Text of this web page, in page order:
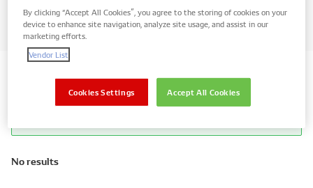
Seleccionar modelo
Search by vehicle piezas
No results
By clicking “Accept All Cookies”, you agree to the storing of cookies on your
device to enhance site navigation, analyze site usage, and assist in our
marketing efforts.
Vendor List
Accept All Cookies
Cookies Settings